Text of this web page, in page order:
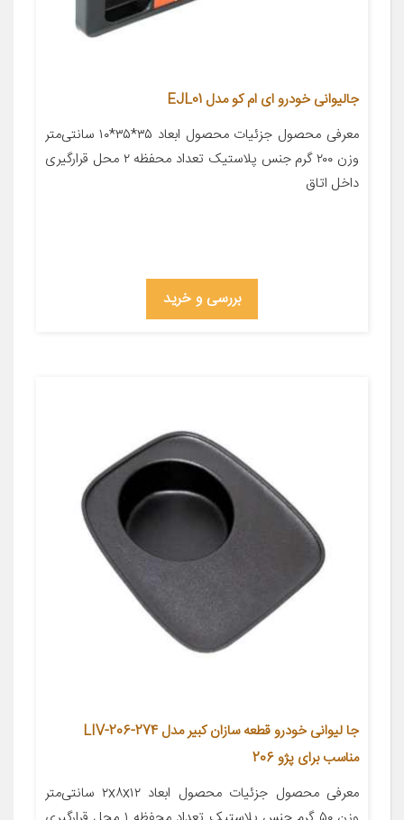
جالیوانی خودرو ای ام کو مدل EJL01
معرفی محصول جزئیات محصول ابعاد ۳۵*۳۵*۱۰ سانتی‌متر
وزن ۲۰۰ گرم جنس پلاستیک تعداد محفظه ۲ محل قرارگیری
داخل اتاق
بررسی و خرید
جا لیوانی خودرو قطعه سازان کبیر مدل LIV-206-274
مناسب برای پژو 206
معرفی محصول جزئیات محصول ابعاد ۲x۸x۱۲ سانتی‌متر